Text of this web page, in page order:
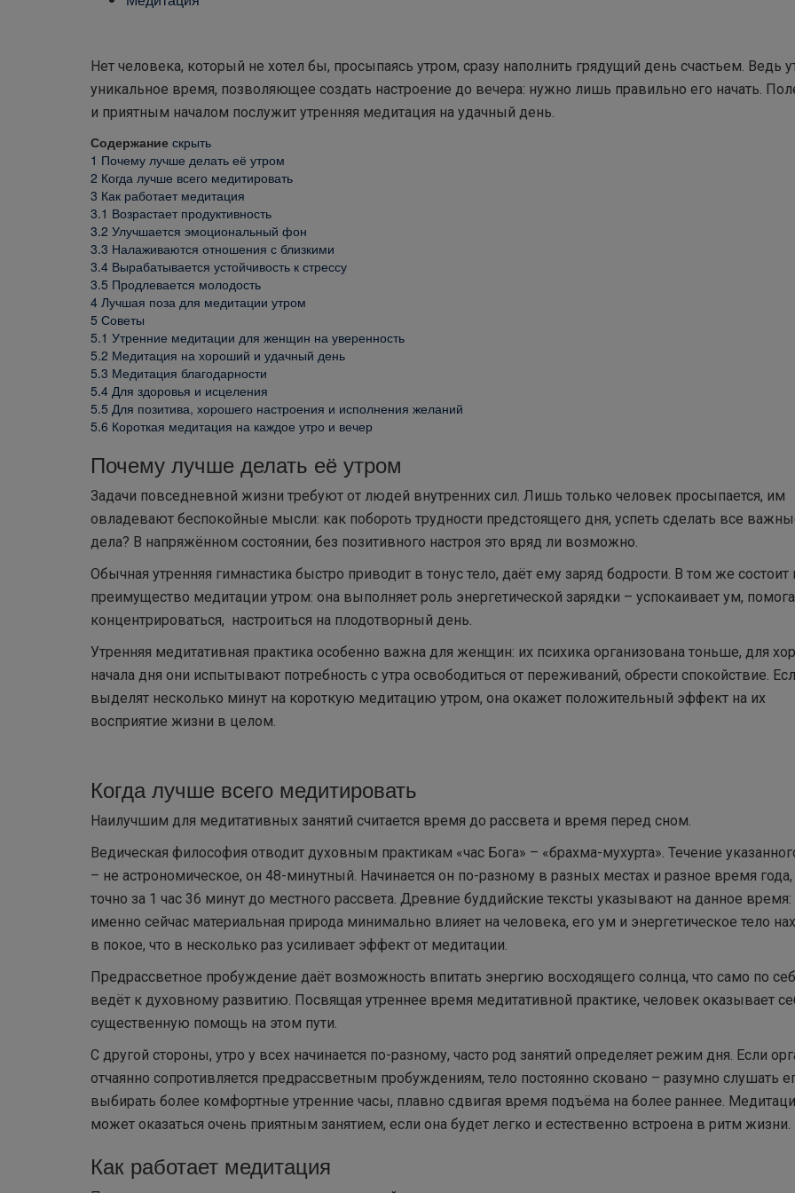
Нет человека, который не хотел бы, просыпаясь утром, сразу наполнить грядущий день счастьем. Ведь
уникальное время, позволяющее создать настроение до вечера: нужно лишь правильно его начать.
и приятным началом послужит утренняя медитация на удачный день.
Содержание скрыть
1 Почему лучше делать её утром
2 Когда лучше всего медитировать
3 Как работает медитация
3.1 Возрастает продуктивность
3.2 Улучшается эмоциональный фон
3.3 Налаживаются отношения с близкими
3.4 Вырабатывается устойчивость к стрессу
3.5 Продлевается молодость
4 Лучшая поза для медитации утром
5 Советы
5.1 Утренние медитации для женщин на уверенность
5.2 Медитация на хороший и удачный день
5.3 Медитация благодарности
5.4 Для здоровья и исцеления
5.5 Для позитива, хорошего настроения и исполнения желаний
5.6 Короткая медитация на каждое утро и вечер
Почему лучше делать её утром
Задачи повседневной жизни требуют от людей внутренних сил. Лишь только человек просыпается, им
овладевают беспокойные мысли: как побороть трудности предстоящего дня, успеть сделать все
дела? В напряжённом состоянии, без позитивного настроя это вряд ли возможно.
Обычная утренняя гимнастика быстро приводит в тонус тело, даёт ему заряд бодрости. В том же состоит
преимущество медитации утром: она выполняет роль энергетической зарядки – успокаивает ум,
концентрироваться, настроиться на плодотворный день.
Утренняя медитативная практика особенно важна для женщин: их психика организована тоньше, для
начала дня они испытывают потребность с утра освободиться от переживаний, обрести спокойствие.
выделят несколько минут на короткую медитацию утром, она окажет положительный эффект на их
восприятие жизни в целом.
Когда лучше всего медитировать
Наилучшим для медитативных занятий считается время до рассвета и время перед сном.
Ведическая философия отводит духовным практикам «час Бога» – «брахма-мухурта». Течение
– не астрономическое, он 48-минутный. Начинается он по-разному в разных местах и разное время года,
точно за 1 час 36 минут до местного рассвета. Древние буддийские тексты указывают на данное время:
именно сейчас материальная природа минимально влияет на человека, его ум и энергетическое тело
в покое, что в несколько раз усиливает эффект от медитации.
Предрассветное пробуждение даёт возможность впитать энергию восходящего солнца, что само по
ведёт к духовному развитию. Посвящая утреннее время медитативной практике, человек оказывает
существенную помощь на этом пути.
С другой стороны, утро у всех начинается по-разному, часто род занятий определяет режим дня. Если
отчаянно сопротивляется предрассветным пробуждениям, тело постоянно сковано – разумно слушать
выбирать более комфортные утренние часы, плавно сдвигая время подъёма на более раннее.
может оказаться очень приятным занятием, если она будет легко и естественно встроена в ритм жизни.
Как работает медитация